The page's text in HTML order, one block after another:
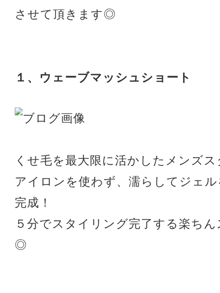
させて頂きます◎
１、ウェーブマッシュショート
くせ毛を最大限に活かしたメンズ
アイロンを使わず、濡らしてジェ
完成！
５分でスタイリング完了する楽ち
◎